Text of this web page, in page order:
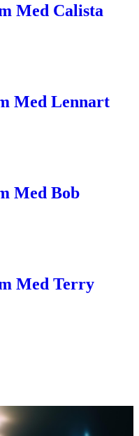
Med Calista
Med Lennart
Med Bob
Med Terry